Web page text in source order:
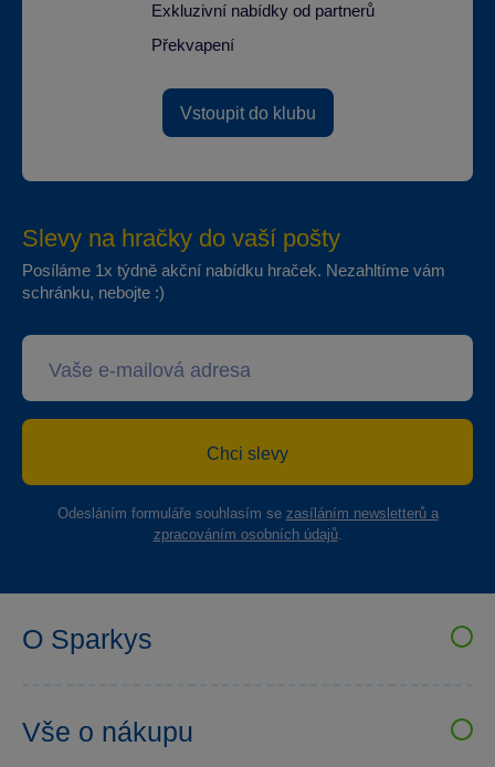
Exkluzivní nabídky od partnerů
Překvapení
Vstoupit do klubu
Slevy na hračky do vaší pošty
Posíláme 1x týdně akční nabídku hraček. Nezahltíme vám
schránku, nebojte :)
Chci slevy
Odesláním formuláře souhlasím se zasíláním newsletterů a
zpracováním osobních údajů.
O Sparkys
Sparkys klub
Vše o nákupu